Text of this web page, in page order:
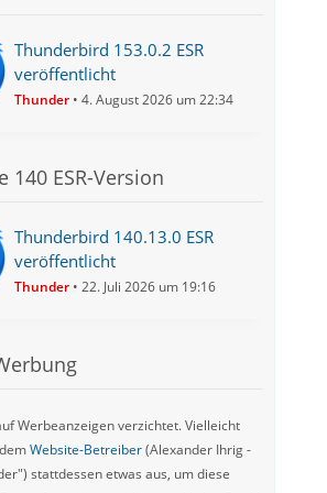
Thunderbird 153.0.2 ESR
veröffentlicht
Thunder 4. August 2026 um 22:34
140 ESR-Version
Thunderbird 140.13.0 ESR
veröffentlicht
Thunder 22. Juli 2026 um 19:16
Werbeanzeigen verzichtet. Vielleicht
Website-Betreiber(Alexander Ihrig -
stattdessen etwas aus, um diese